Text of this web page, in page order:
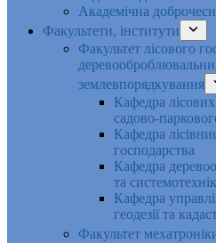
Академічна
Факультети, інститути
Факультет лісового
землевпорядкування
Кафедра
садово-
Кафедра
господарства
Кафедра
та
Кафедра
геодезії та
Факультет